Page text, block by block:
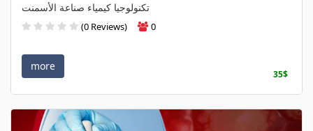
تكنولوجيا كيمياء صناعة الأسمنت
(0 Reviews) 0
more
35$